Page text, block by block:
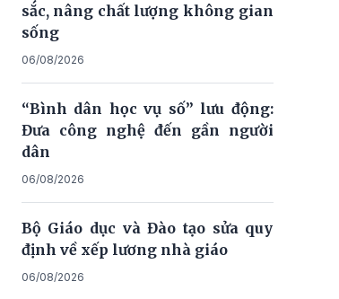
sắc, nâng chất lượng không gian
sống
06/08/2026
“Bình dân học vụ số” lưu động:
Đưa công nghệ đến gần người
dân
06/08/2026
Bộ Giáo dục và Đào tạo sửa quy
định về xếp lương nhà giáo
06/08/2026